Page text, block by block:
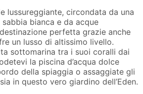
lussureggiante, circondata da una
bianca e da acque
perfetta grazie anche
un lusso di altissimo livello.
sottomarina tra i suoi coralli dai
la piscina d’acqua dolce
della spiaggia o assaggiate gli
in questo vero giardino dell’Eden.